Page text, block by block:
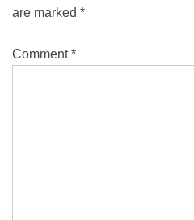
are marked *
Comment*